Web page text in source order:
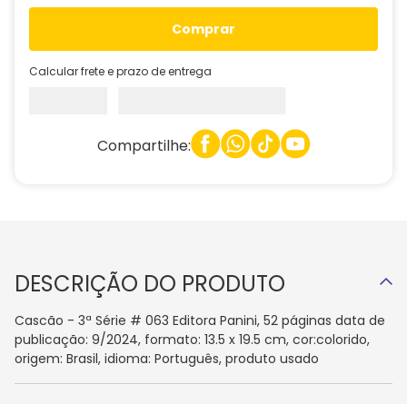
comprar
Calcular frete e prazo de entrega
Compartilhe:
DESCRIÇÃO DO PRODUTO
Cascão - 3ª Série # 063 Editora Panini, 52 páginas data de
publicação: 9/2024, formato: 13.5 x 19.5 cm, cor:colorido,
origem: Brasil, idioma: Português, produto usado